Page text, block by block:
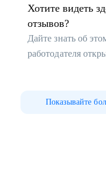
Хотите видеть
отзывов?
Дайте знать об
работодателя
Показывайте